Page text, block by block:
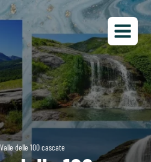
delle 100 cascate